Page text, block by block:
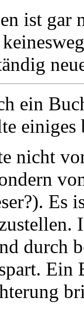
ist gar
ein
einiges
nicht
Es
durch
Ein